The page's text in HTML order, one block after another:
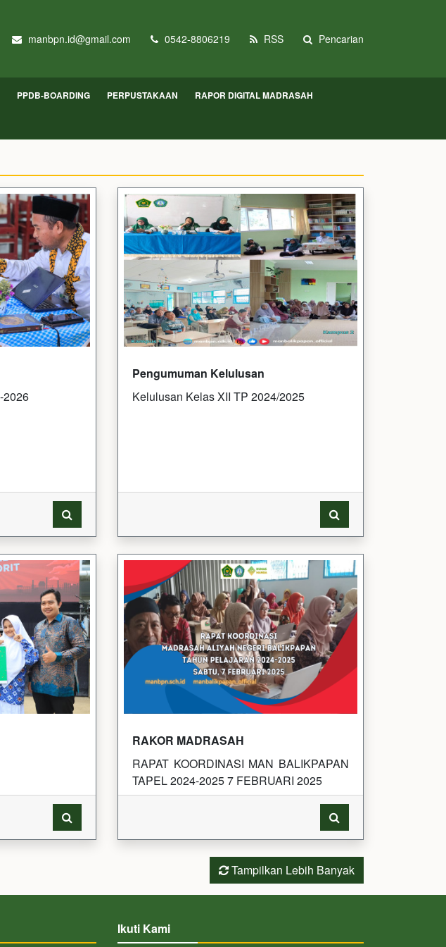
manbpn.id@gmail.com 0542-8806219 RSS Pencarian
PPDB-BOARDING PERPUSTAKAAN RAPOR DIGITAL MADRASAH
2026
Pengumuman Kelulusan
Kelulusan Kelas XII TP 2024/2025
RAKOR MADRASAH
RAPAT KOORDINASI MAN BALIKPAPAN
TAPEL 2024-2025 7 FEBRUARI 2025
Tampilkan Lebih Banyak
Ikuti Kami